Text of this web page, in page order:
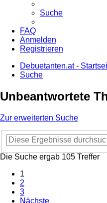
Suche
FAQ
Anmelden
Registrieren
Debuetanten.at -
Suche
Unbeantwortete
Zur erweiterten Suche
Die Suche ergab 105 Treffer
1
2
3
Nächste